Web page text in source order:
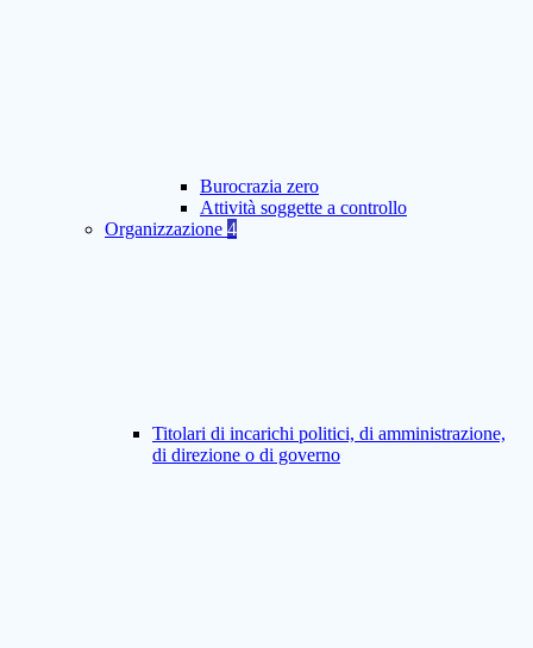
Burocrazia zero
Attività soggette a controllo
Organizzazione 4
Titolari di incarichi politici, di amministrazione,
di direzione o di governo